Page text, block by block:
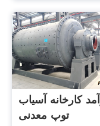
کارخانه آسیاب
توپ معدنی